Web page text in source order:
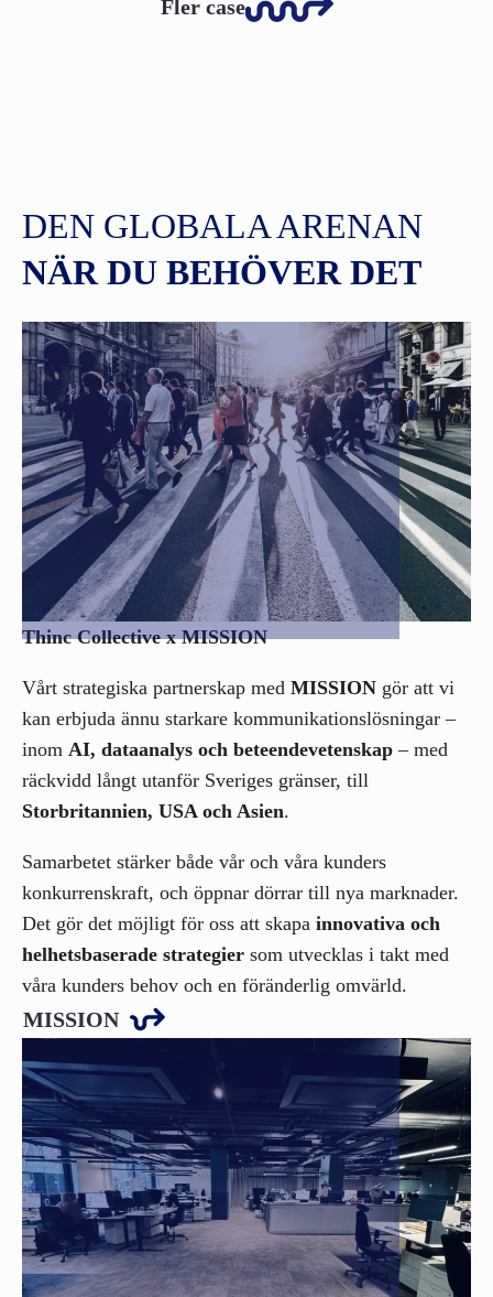
Fler case
DEN GLOBALA ARENAN
NÄR DU BEHÖVER DET
Thinc Collective x MISSION
Vårt strategiska partnerskap med MISSION gör att vi
kan erbjuda ännu starkare kommunikationslösningar –
inom AI, dataanalys och beteendevetenskap – med
räckvidd långt utanför Sveriges gränser, till
Storbritannien, USA och Asien.
Samarbetet stärker både vår och våra kunders
konkurrenskraft, och öppnar dörrar till nya marknader.
Det gör det möjligt för oss att skapa innovativa och
helhetsbaserade strategier som utvecklas i takt med
våra kunders behov och en föränderlig omvärld.
MISSION